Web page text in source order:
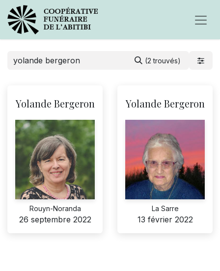
(2 trouvés)
Yolande Bergeron
Rouyn-Noranda
26 septembre 2022
Yolande Bergeron
La Sarre
13 février 2022